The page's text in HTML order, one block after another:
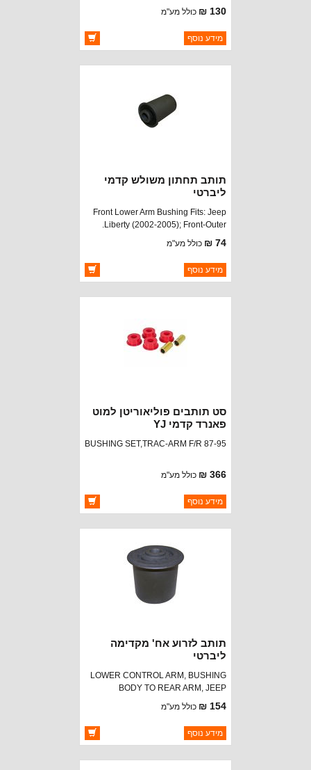
130 ₪ כולל מע"מ
ברקוד: 52088425
יצרן:OAKMAN OFFROAD
מידע נוסף
תותב תחתון משולש קדמי
ליברטי
Front Lower Arm Bushing Fits: Jeep
Liberty (2002-2005); Front-Outer.
74 ₪ כולל מע"מ
ברקוד: 52088746AA
יצרן:OAKMAN OFFROAD
מידע נוסף
סט תותבים פוליאוריטן למוט
פאנרד קדמי YJ
BUSHING SET,TRAC-ARM F/R 87-95
366 ₪ כולל מע"מ
ברקוד: 1-1202
יצרן:RUGGED RIDGE
מידע נוסף
תותב לזרוע אח' מקדימה
ליברטי
LOWER CONTROL ARM, BUSHING
BODY TO REAR ARM, JEEP
LIBERTY (KJ) 02-03
154 ₪ כולל מע"מ
ברקוד: 52088648AA
יצרן:OAKMAN OFFROAD
מידע נוסף